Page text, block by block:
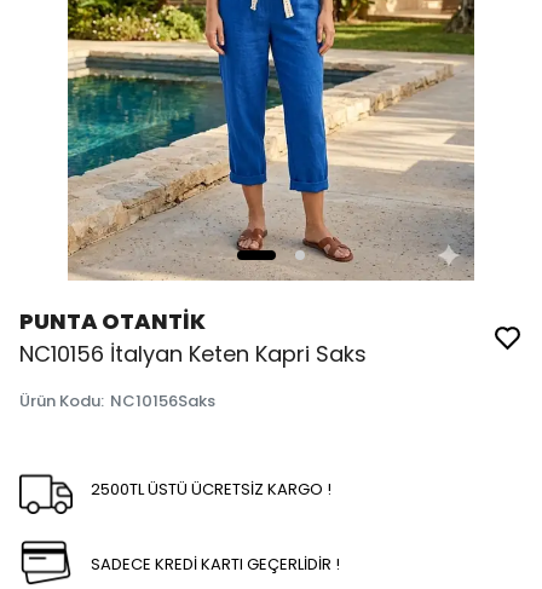
PUNTA OTANTİK
NC10156 İtalyan Keten Kapri Saks
Ürün Kodu: NC10156Saks
2500TL ÜSTÜ ÜCRETSİZ KARGO !
SADECE KREDİ KARTI GEÇERLİDİR !